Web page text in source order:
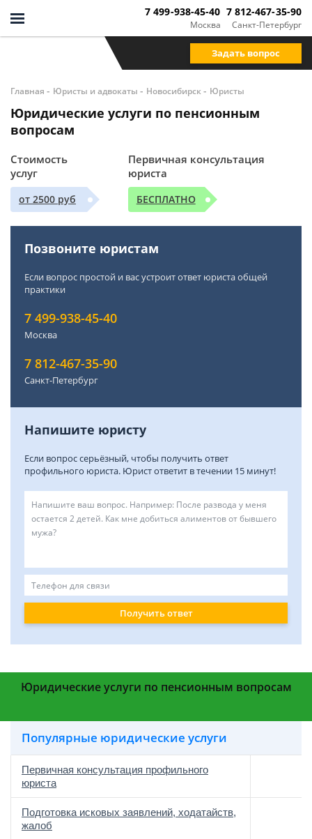
Москва
7 499-938-45-40
Санкт-Петербург
7 812-467-35-90
Задать вопрос
Главная - Юристы и адвокаты - Новосибирск- Юристы
Юридические услуги по пенсионным
вопросам
Стоимость
услуг
от 2500 руб
Первичная консультация
юриста
БЕСПЛАТНО
Позвоните юристам
Если вопрос простой и вас устроит ответ юриста общей
практики
7 499-938-45-40
Москва
7 812-467-35-90
Санкт-Петербург
Напишите юристу
Если вопрос серьёзный, чтобы получить ответ
профильного юриста. Юрист ответит в течении 15 минут!
Получить ответ
Юридические услуги по пенсионным вопросам
Популярные юридические услуги
Первичная консультация профильного
юриста
Подготовка исковых заявлений, ходатайств,
жалоб